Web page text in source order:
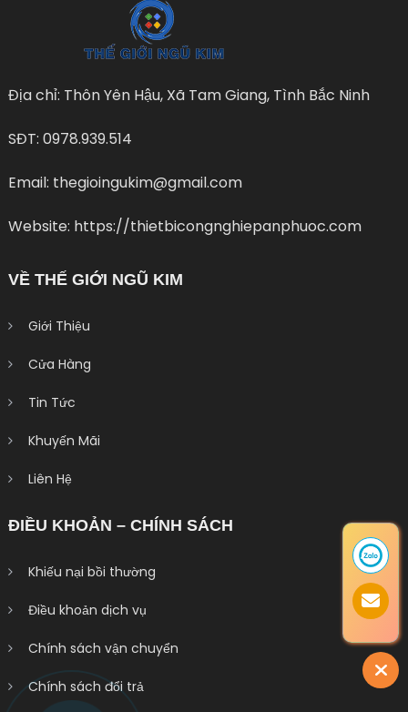
Địa chỉ: Thôn Yên Hậu, Xã Tam Giang, Tình Bắc Ninh
SĐT: 0978.939.514
Email: thegioingukim@gmail.com
Website: https://thietbicongnghiepanphuoc.com
VỀ THẾ GIỚI NGŨ KIM
Giới Thiệu
Cửa Hàng
Tin Tức
Khuyến Mãi
Liên Hệ
ĐIỀU KHOẢN – CHÍNH SÁCH
Khiếu nại bồi thường
Điều khoản dịch vụ
Chính sách vận chuyển
Chính sách đổi trả